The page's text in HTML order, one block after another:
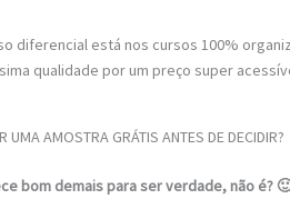
diferencial está nos cursos 100%
qualidade por um preço super
UMA AMOSTRA GRÁTIS ANTES DE DECIDIR?
bom demais para ser verdade, não é?